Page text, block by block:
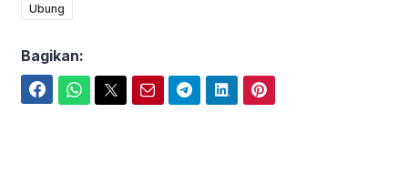
Ubung
Bagikan: